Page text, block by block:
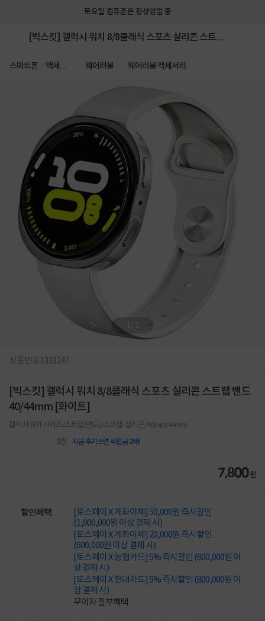
토요일 컴퓨존은 정상영업 중
[빅스킷] 갤럭시 워치 8/8클래식 스포츠 실리콘 스트랩
스마트폰ㆍ액세서
웨어러블 웨어러블 액세서리
1 2
상품번호1333247
[빅스킷] 갤럭시 워치 8/8클래식 스포츠 실리콘 스트랩 밴드
40/44mm [화이트]
갤럭시워치 시리즈/스트랩(밴드)/스트랩-실리콘/40mm/44mm
0건 지금 후기쓰면 적립금 2배!
7,800원
할인혜택
[토스페이 X 계좌이체] 50,000원 즉시할인
(1,000,000원 이상 결제 시)
[토스페이 X 계좌이체] 20,000원 즉시할인
(600,000원 이상 결제 시)
[토스페이 X 농협카드] 5% 즉시할인 (800,000원 이
상 결제 시)
[토스페이 X 현대카드] 5% 즉시할인 (800,000원 이
상 결제 시)
무이자 할부혜택